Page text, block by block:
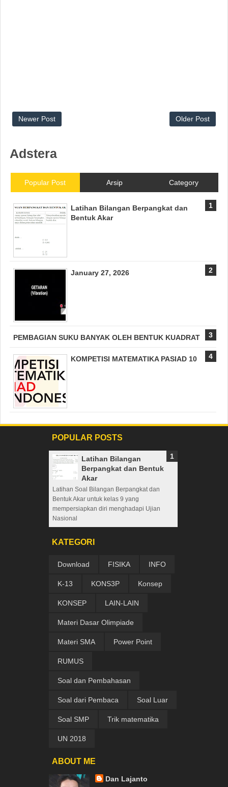
Newer Post Older Post
Adstera
Popular Post Arsip Category
Latihan Bilangan Berpangkat dan
Bentuk Akar
January 27, 2026
PEMBAGIAN SUKU BANYAK OLEH BENTUK KUADRAT
KOMPETISI MATEMATIKA PASIAD 10
POPULAR POSTS
Latihan Bilangan
Berpangkat dan Bentuk
Akar
Latihan Soal Bilangan Berpangkat dan
Bentuk Akar untuk kelas 9 yang
mempersiapkan diri menghadapi Ujian
Nasional
KATEGORI
Download FISIKA INFO
K-13 KONS3P Konsep
KONSEP LAIN-LAIN
Materi Dasar Olimpiade
Materi SMA Power Point
RUMUS
Soal dan Pembahasan
Soal dari Pembaca Soal Luar
Soal SMP Trik matematika
UN 2018
ABOUT ME
Dan Lajanto